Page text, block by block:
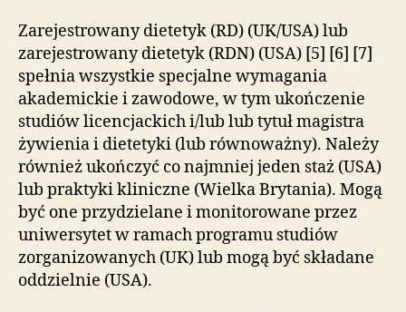
Zarejestrowany dietetyk (RD) (UK/USA) lub
zarejestrowany dietetyk (RDN) (USA) [5] [6] [7]
spełnia wszystkie specjalne wymagania
akademickie i zawodowe, w tym ukończenie
studiów licencjackich i/lub lub tytuł magistra
żywienia i dietetyki (lub równoważny). Należy
również ukończyć co najmniej jeden staż (USA)
lub praktyki kliniczne (Wielka Brytania). Mogą
być one przydzielane i monitorowane przez
uniwersytet w ramach programu studiów
zorganizowanych (UK) lub mogą być składane
oddzielnie (USA).